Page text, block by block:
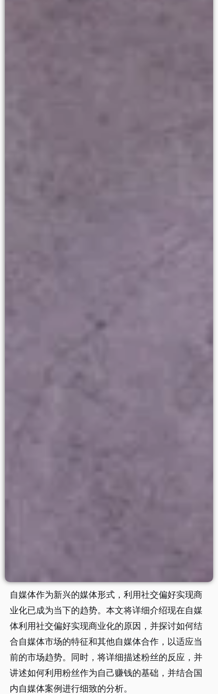
自媒体作为新兴的媒体形式，利用社交偏好实现商
业化已成为当下的趋势。本文将详细介绍现在自媒
体利用社交偏好实现商业化的原因，并探讨如何结
合自媒体市场的特征和其他自媒体合作，以适应当
前的市场趋势。同时，将详细描述粉丝的反应，并
讲述如何利用粉丝作为自己赚钱的基础，并结合国
内自媒体案例进行细致的分析。